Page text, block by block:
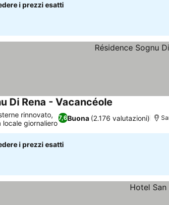
i prezzi esatti
Di Rena - Vacancéole
7,6Buona (2.176 valutazioni)
rinnovato,
giornaliero
i prezzi esatti